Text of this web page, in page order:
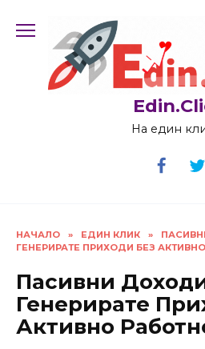
На един
НАЧАЛО » ЕДИН КЛИК »
ГЕНЕРИРАТЕ ПРИХОДИ БЕЗ
Пасивни
Генерирате
Активно